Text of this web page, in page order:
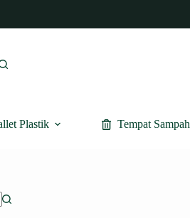
Plastik Tempat Sampah